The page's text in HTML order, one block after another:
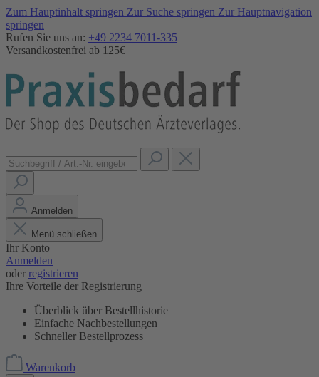
Zum Hauptinhalt springen Zur Suche springen Zur Hauptnavigation
springen
Rufen Sie uns an: +49 2234 7011-335
Versandkostenfrei ab 125€
Anmelden
Menü schließen
Ihr Konto
Anmelden
oder registrieren
Ihre Vorteile der Registrierung
Überblick über Bestellhistorie
Einfache Nachbestellungen
Schneller Bestellprozess
Warenkorb